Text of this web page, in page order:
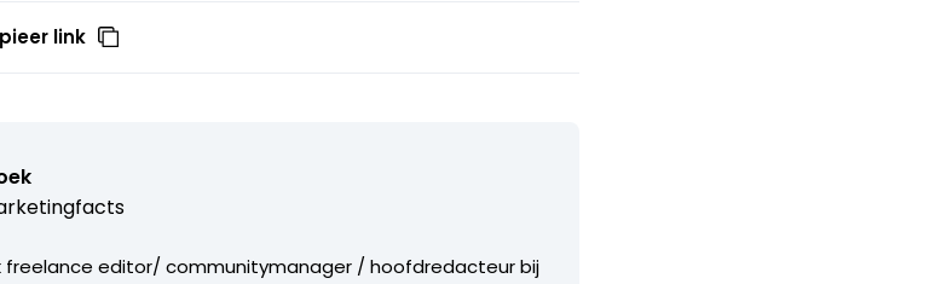
link
freelance editor/ communitymanager / hoofdredacteur bij